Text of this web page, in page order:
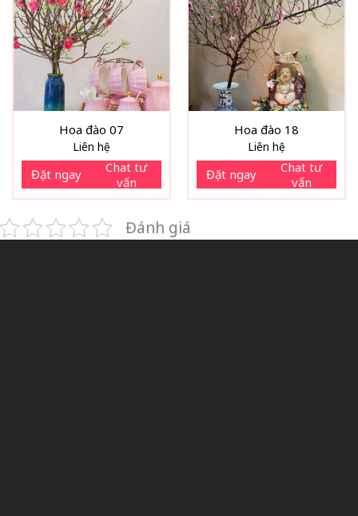
Hoa đào 07
Liên hệ
Đặt ngay
Chat tư
vấn
Hoa đào 18
Liên hệ
Đặt ngay
Chat tư
vấn
Đánh giá